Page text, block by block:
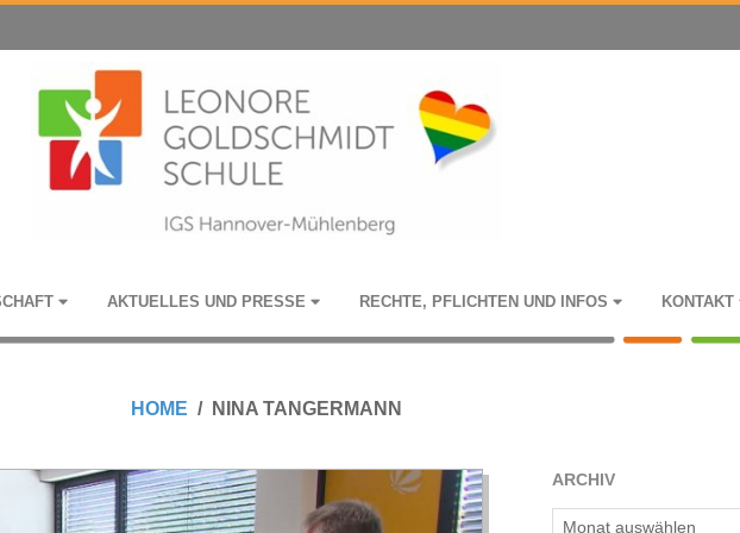
AKTU­EL­LES UND PRESSE RECHTE, PFLICH­TEN UND INFOS KON­TAKT
HOME NINA TANGERMANN
ARCHIV
Archiv